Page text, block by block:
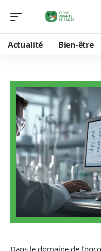
Actualité Bien-être
Dans le domaine de